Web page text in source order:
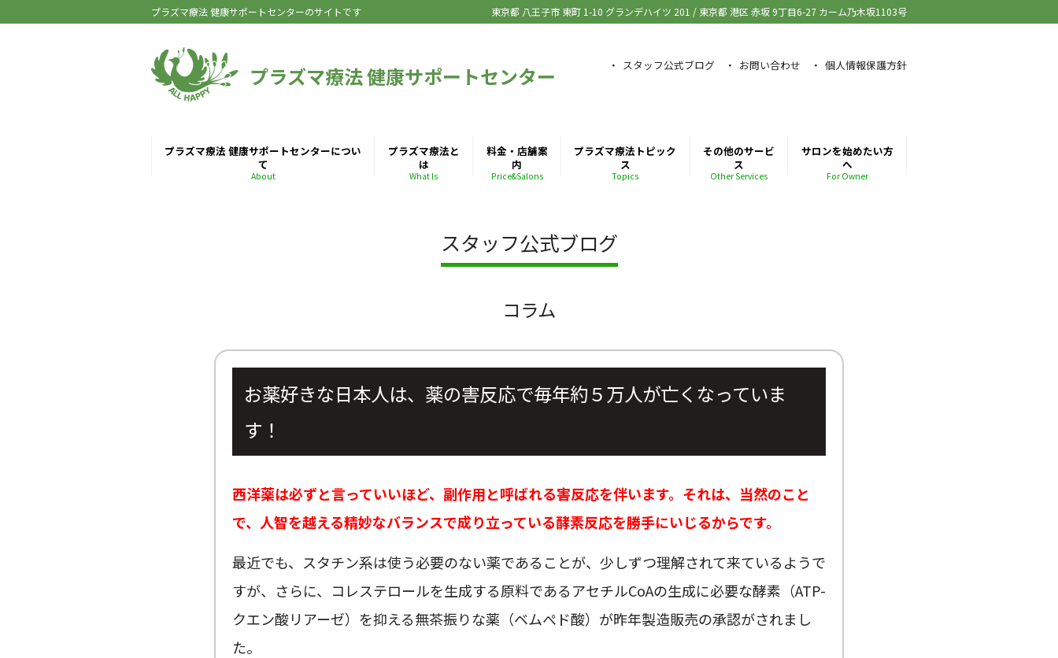
プラズマ療法 健康サポートセンターのサイトです 東京都 八王子市 東町 1-10 グランデハイツ 201 / 東京都 港区 赤坂 9丁目6-27 カーム乃木坂1103号
プラズマ療法 健康サポートセンター スタッフ公式ブログ お問い合わせ 個人情報保護方針
プラズマ療法 健康サポートセンターについ
て
About
プラズマ療法と
は
What Is
料金・店舗案
内
Price&Salons
プラズマ療法トピック
ス
Topics
その他のサービ
ス
Other Services
サロンを始めたい方
へ
For Owner
スタッフ公式ブログ
コラム
お薬好きな日本人は、薬の害反応で毎年約５万人が亡くなっていま
す！
西洋薬は必ずと言っていいほど、副作用と呼ばれる害反応を伴います。それは、当然のこと
で、人智を越える精妙なバランスで成り立っている酵素反応を勝手にいじるからです。
最近でも、スタチン系は使う必要のない薬であることが、少しずつ理解されて来ているようで
すが、さらに、コレステロールを生成する原料であるアセチルCoAの生成に必要な酵素（ATP-
クエン酸リアーゼ）を抑える無茶振りな薬（ベムぺド酸）が昨年製造販売の承認がされまし
た。